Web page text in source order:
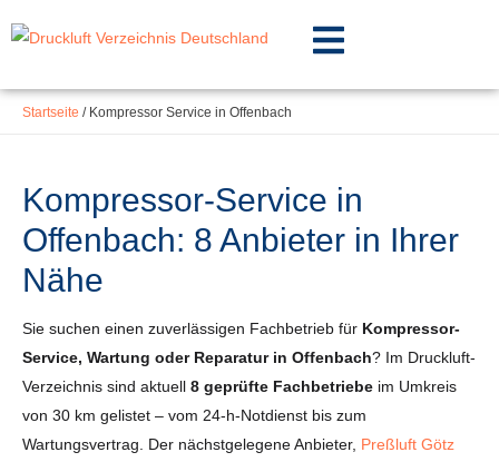
springen
Inhalt
Startseite / Kompressor Service in Offenbach
Kompressor-Service in
Offenbach: 8 Anbieter in Ihrer
Nähe
Sie suchen einen zuverlässigen Fachbetrieb für Kompressor-
Service, Wartung oder Reparatur in Offenbach? Im Druckluft-
Verzeichnis sind aktuell 8 geprüfte Fachbetriebe im Umkreis
von 30 km gelistet – vom 24-h-Notdienst bis zum
Wartungsvertrag. Der nächstgelegene Anbieter, Preßluft Götz